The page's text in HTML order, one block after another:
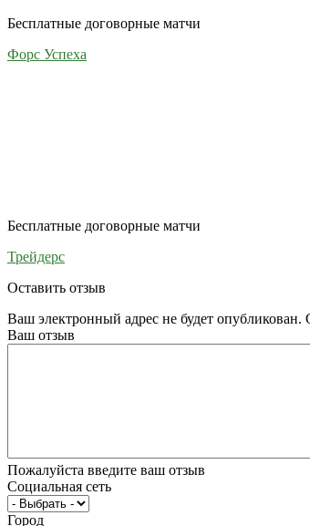
Бесплатные договорные матчи
Форс Успеха
Бесплатные договорные матчи
Трейдерс
Оставить отзыв
Ваш электронный адрес не будет
Ваш отзыв
Пожалуйста введите ваш отзыв
Социальная сеть
Город